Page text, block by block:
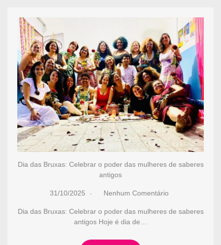
Dia das Bruxas: Celebrar o poder das mulheres de saberes
antigos
31/10/2025 Nenhum Comentário
Dia das Bruxas: Celebrar o poder das mulheres de saberes
antigos Hoje é dia de…